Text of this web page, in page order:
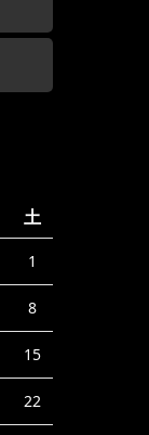
土
1
8
15
22